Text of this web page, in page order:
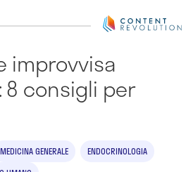
improvvisa
8 consigli per
MEDICINA GENERALE
ENDOCRINOLOGIA